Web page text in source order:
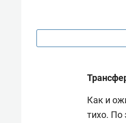
Как и
тихо. По